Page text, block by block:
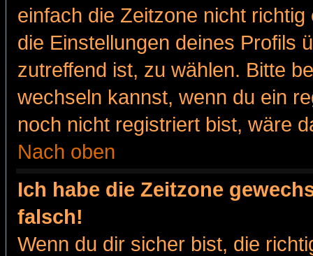
einfach die Zeitzone nicht
die Einstellungen deines Profils
zutreffend ist, zu wählen. Bitte
wechseln kannst, wenn du ein
noch nicht registriert bist, wäre
Nach oben
Ich habe die Zeitzone
falsch!
Wenn du dir sicher bist, die